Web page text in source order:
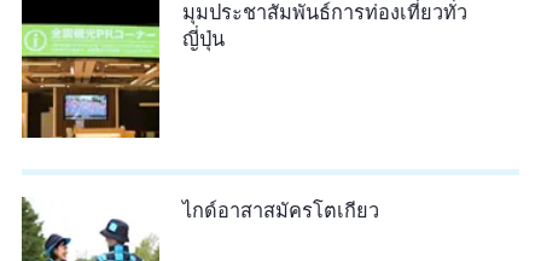
มุมประชาสัมพันธ์การท่องเที่ยวทั่ว
ญี่ปุ่น
ไกด์อาสาสมัครโตเกียว